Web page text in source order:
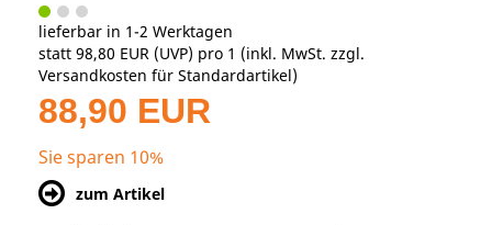
lieferbar in 1-2 Werktagen
statt 98,80 EUR (UVP) pro 1 (inkl. MwSt. zzgl.
Versandkosten für Standardartikel)
88,90 EUR
Sie sparen 10%
zum Artikel